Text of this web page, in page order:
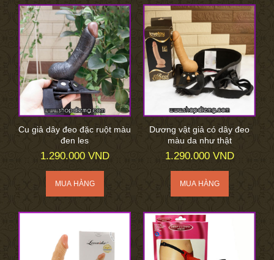
Cu giả dây đeo đặc ruột màu
đen les
1.290.000 VND
Dương vật giả có dây đeo
màu da như thật
1.290.000 VND